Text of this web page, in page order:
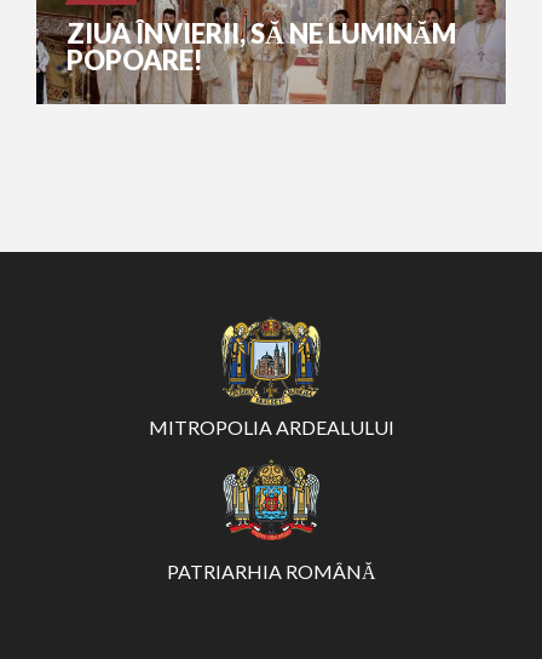
ZIUA ÎNVIERII, SĂ NE LUMINĂM
POPOARE!
MITROPOLIA ARDEALULUI
PATRIARHIA ROMÂNĂ